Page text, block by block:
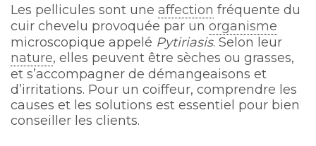
Les pellicules sont une affection fréquente du
cuir chevelu provoquée par un organisme
microscopique appelé Pytiriasis. Selon leur
nature, elles peuvent être sèches ou grasses,
et s’accompagner de démangeaisons et
d’irritations. Pour un coiffeur, comprendre les
causes et les solutions est essentiel pour bien
conseiller les clients.